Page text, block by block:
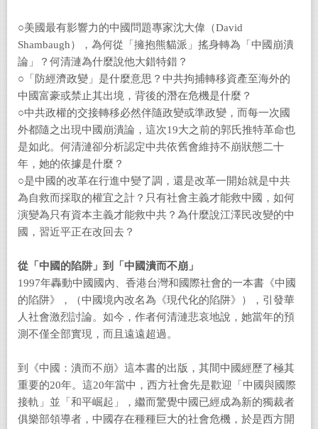
○美國最有影響力的中國問題專家沈大偉（David
Shambaugh），為何從「擁抱熊貓派」搖身轉為「中國崩潰
論」？何清漣為什麼說他大錯特錯？
○「防經濟政變」是什麼意思？中共拘捕轉移資產至海外的
中國富豪或禁止其出境，背後的潛在危機是什麼？
○中共政權的交接轉移必然伴隨政變或準政變，而每一次國
外都隨之出現中國崩潰論，這次19大之前的郭氏推特革命也
是如此。何清漣卻分析認定中共依舊會維持不崩狀態二十
年，她的依據是什麼？
○是中國的改革在行進中變了調，還是改革一開始就是中共
為自救而採取的權宜之計？只有社會主義才能救中國，如何
演變為只有資本主義才能救中共？為什麼說江澤民改變的中
國，習近平正在改回去？
從「中國的陷阱」到「中國潰而不崩」
1997年轟動中國國內、香港台灣和國際社會的一本書《中國
的陷阱》，（中國境內改名為《現代化的陷阱》），引發華
人社會激烈討論。如今，作者何清漣悲哀地說，她當年的預
測不僅全部實現，而且遠遠超過。
到《中國：潰而不崩》這本書的出版，其間中國經歷了極其
重要的20年。這20年當中，西方社會先是歡迎「中國與國際
接軌」並「和平崛起」，繼而驚覺中國已經成為新的獨裁者
俱樂部領導者，中國存在種種巨大的社會危機，於是西方開